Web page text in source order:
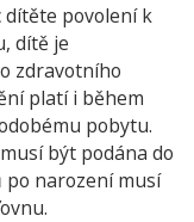
dítěte povolení k
dítě je
zdravotního
platí i během
pobytu.
být podána do
po narození musí